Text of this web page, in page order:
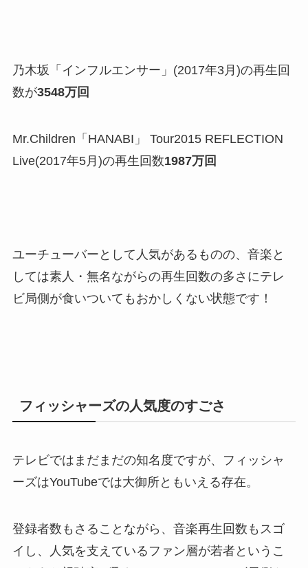
乃木坂「インフルエンサー」(2017年3月)の再生回
数が3548万回
Mr.Children「HANABI」 Tour2015 REFLECTION
Live(2017年5月)の再生回数1987万回
ユーチューバーとして人気があるものの、音楽と
しては素人・無名ながらの再生回数の多さにテレ
ビ局側が食いついてもおかしくない状態です！
フィッシャーズの人気度のすごさ
テレビではまだまだの知名度ですが、フィッシャ
ーズはYouTubeでは大御所ともいえる存在。
登録者数もさることながら、音楽再生回数もスゴ
イし、人気を支えているファン層が若者というこ